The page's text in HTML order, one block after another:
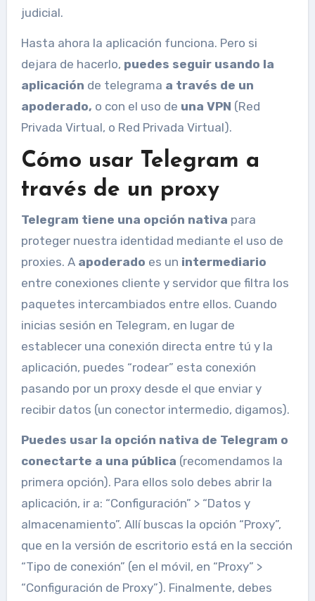
judicial.
Hasta ahora la aplicación funciona. Pero si
dejara de hacerlo, puedes seguir usando la
aplicación de telegrama a través de un
apoderado, o con el uso de una VPN (Red
Privada Virtual, o Red Privada Virtual).
Cómo usar Telegram a
través de un proxy
Telegram tiene una opción nativa para
proteger nuestra identidad mediante el uso de
proxies. A apoderado es un intermediario
entre conexiones cliente y servidor que filtra los
paquetes intercambiados entre ellos. Cuando
inicias sesión en Telegram, en lugar de
establecer una conexión directa entre tú y la
aplicación, puedes “rodear” esta conexión
pasando por un proxy desde el que enviar y
recibir datos (un conector intermedio, digamos).
Puedes usar la opción nativa de Telegram o
conectarte a una pública (recomendamos la
primera opción). Para ellos solo debes abrir la
aplicación, ir a: “Configuración” > “Datos y
almacenamiento”. Allí buscas la opción “Proxy”,
que en la versión de escritorio está en la sección
“Tipo de conexión” (en el móvil, en “Proxy” >
“Configuración de Proxy”). Finalmente, debes